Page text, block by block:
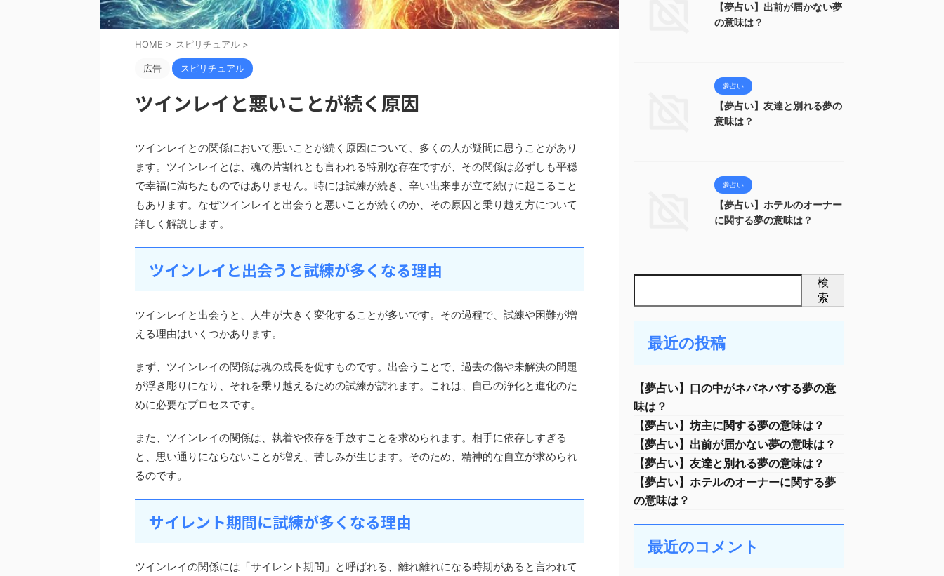
HOME > スピリチュアル >
広告 スピリチュアル
ツインレイと悪いことが続く原因
ツインレイとの関係において悪いことが続く原因について、多くの人が疑問に思うことがあり
ます。ツインレイとは、魂の片割れとも言われる特別な存在ですが、その関係は必ずしも平穏
で幸福に満ちたものではありません。時には試練が続き、辛い出来事が立て続けに起こること
もあります。なぜツインレイと出会うと悪いことが続くのか、その原因と乗り越え方について
詳しく解説します。
ツインレイと出会うと試練が多くなる理由
ツインレイと出会うと、人生が大きく変化することが多いです。その過程で、試練や困難が増
える理由はいくつかあります。
まず、ツインレイの関係は魂の成長を促すものです。出会うことで、過去の傷や未解決の問題
が浮き彫りになり、それを乗り越えるための試練が訪れます。これは、自己の浄化と進化のた
めに必要なプロセスです。
また、ツインレイの関係は、執着や依存を手放すことを求められます。相手に依存しすぎる
と、思い通りにならないことが増え、苦しみが生じます。そのため、精神的な自立が求められ
るのです。
サイレント期間に試練が多くなる理由
ツインレイの関係には「サイレント期間」と呼ばれる、離れ離れになる時期があると言われて
【夢占い】出前が届かない夢
の意味は？
夢占い
【夢占い】友達と別れる夢の
意味は？
夢占い
【夢占い】ホテルのオーナー
に関する夢の意味は？
検
索
最近の投稿
【夢占い】口の中がネバネバする夢の意
味は？
【夢占い】坊主に関する夢の意味は？
【夢占い】出前が届かない夢の意味は？
【夢占い】友達と別れる夢の意味は？
【夢占い】ホテルのオーナーに関する夢
の意味は？
最近のコメント